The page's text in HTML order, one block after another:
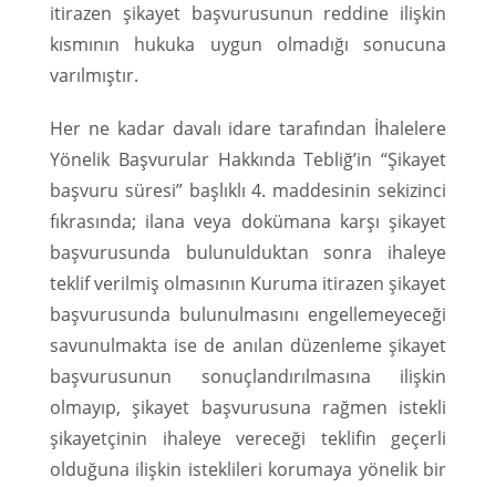
itirazen şikayet başvurusunun reddine ilişkin
kısmının hukuka uygun olmadığı sonucuna
varılmıştır.
Her ne kadar davalı idare tarafından İhalelere
Yönelik Başvurular Hakkında Tebliğ’in “Şikayet
başvuru süresi” başlıklı 4. maddesinin sekizinci
fıkrasında; ilana veya dokümana karşı şikayet
başvurusunda bulunulduktan sonra ihaleye
teklif verilmiş olmasının Kuruma itirazen şikayet
başvurusunda bulunulmasını engellemeyeceği
savunulmakta ise de anılan düzenleme şikayet
başvurusunun sonuçlandırılmasına ilişkin
olmayıp, şikayet başvurusuna rağmen istekli
şikayetçinin ihaleye vereceği teklifin geçerli
olduğuna ilişkin isteklileri korumaya yönelik bir